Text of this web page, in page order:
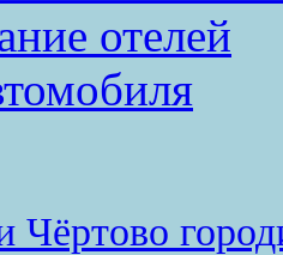
отелей
Чёртово